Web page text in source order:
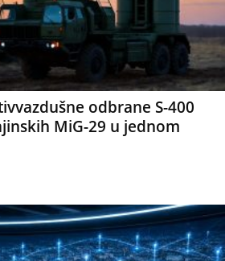
odbrane S-400
MiG-29 u jednom